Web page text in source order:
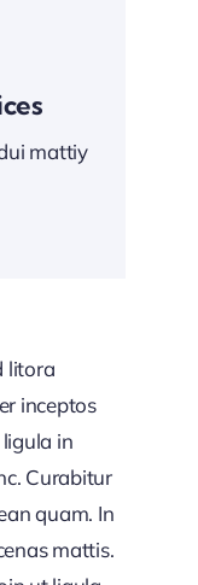
mattiy
litora
inceptos
in
Curabitur
quam. In
mattis.